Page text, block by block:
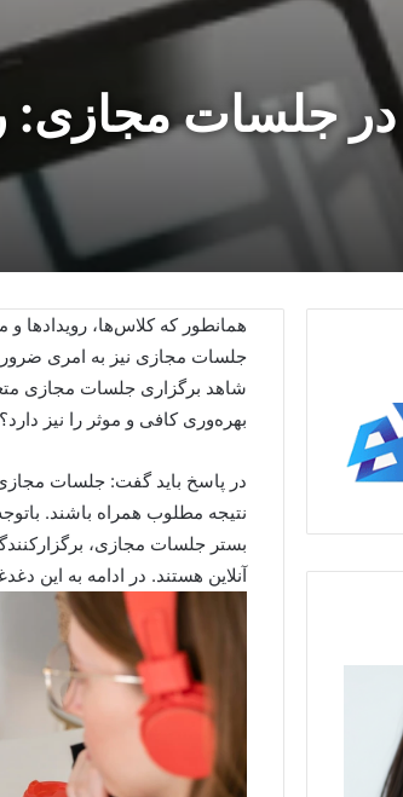
جلسات مجازی:
همانطور که کلاس‌ها، رویدادها و
جلسات مجازی نیز به امری
شاهد برگزاری جلسات مجازی
بهره‌وری کافی و موثر را نیز دارد؟
در پاسخ باید گفت: جلسات مجازی
نتیجه مطلوب همراه باشند.
بستر جلسات مجازی،
آنلاین هستند. در ادامه به این